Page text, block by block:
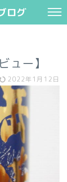
ログ
ュー】
2022年1月12日